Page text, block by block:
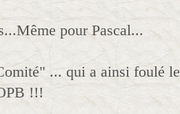
pour Pascal...
... qui a ainsi foulé le
!!!